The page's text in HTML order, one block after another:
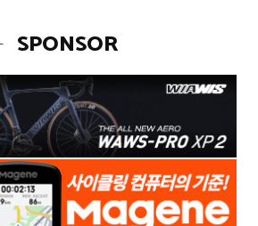
SPONSOR